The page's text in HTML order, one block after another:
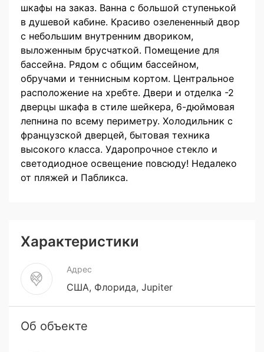
шкафы на заказ. Ванна с большой ступенькой
в душевой кабине. Красиво озелененный двор
с небольшим внутренним двориком,
выложенным брусчаткой. Помещение для
бассейна. Рядом с общим бассейном,
обручами и теннисным кортом. Центральное
расположение на хребте. Двери и отделка -2
дверцы шкафа в стиле шейкера, 6-дюймовая
лепнина по всему периметру. Холодильник с
французской дверцей, бытовая техника
высокого класса. Ударопрочное стекло и
светодиодное освещение повсюду! Недалеко
от пляжей и Пабликса.
Характеристики
Адрес
США, Флорида, Jupiter
Об объекте